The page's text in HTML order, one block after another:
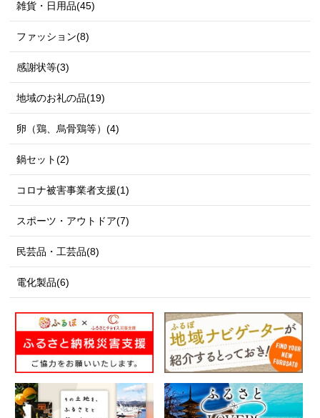
雑貨・日用品(45)
ファッション(8)
感謝状等(3)
地域のお礼の品(19)
卵（鶏、烏骨鶏等）(4)
鍋セット(2)
コロナ被害事業者支援(1)
スポーツ・アウトドア(7)
民芸品・工芸品(8)
電化製品(6)